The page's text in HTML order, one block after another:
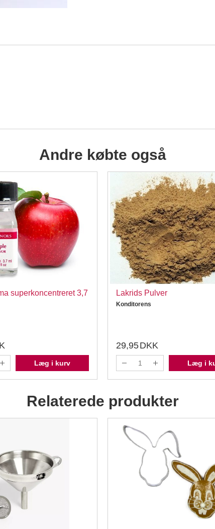
Andre købte også
superkoncentreret 3,7
Læg i kurv
Lakrids Pulver
Konditorens
29,95DKK
Læg i
Relaterede produkter